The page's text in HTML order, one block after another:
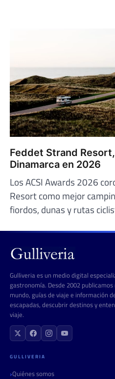
Feddet Strand
Dinamarca en 2026
Los ACSI Awards 2026
Resort como mejor
fiordos, dunas y rutas
Gulliveria es un medio digital
gastronomía. Desde 2002
mundo, guías de viaje e información
escapadas, descubrir destinos y
viaje.
GULLIVERIA
Quiénes somos